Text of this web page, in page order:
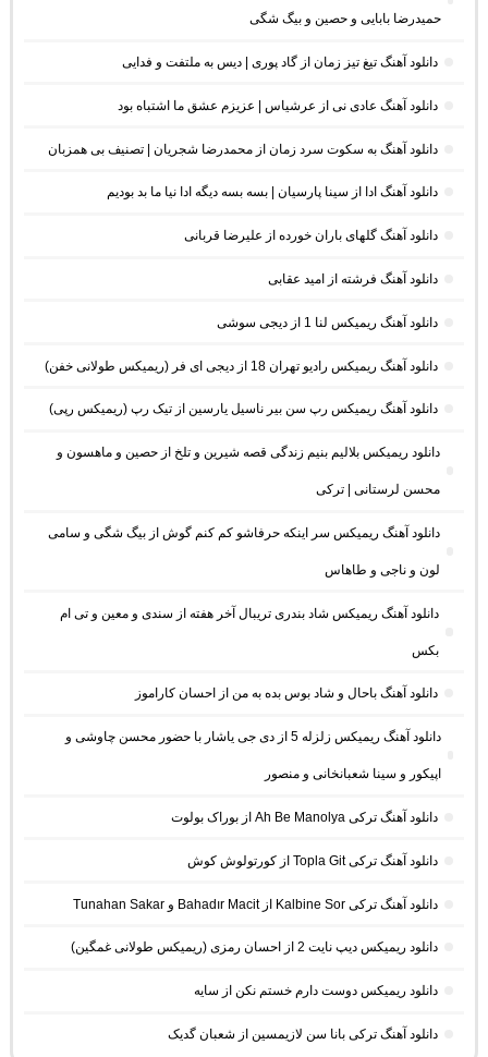
حمیدرضا بابایی و حصین و بیگ شگی
دانلود آهنگ تیغ تیز زمان از گاد پوری | دیس به ملتفت و فدایی
دانلود آهنگ عادی نی از عرشیاس | عزیزم عشق ما اشتباه بود
دانلود آهنگ به سکوت سرد زمان از محمدرضا شجریان | تصنیف بی همزبان
دانلود آهنگ ادا از سینا پارسیان | بسه بسه دیگه ادا نیا ما بد بودیم
دانلود آهنگ گلهای باران خورده از علیرضا قربانی
دانلود آهنگ فرشته از امید عقابی
دانلود آهنگ ریمیکس لنا 1 از دیجی سوشی
دانلود آهنگ ریمیکس رادیو تهران 18 از دیجی ای فر (ریمیکس طولانی خفن)
دانلود آهنگ ریمیکس رپ سن بیر ناسیل یارسین از تیک رپ (ریمیکس رپی)
دانلود ریمیکس بلالیم بنیم زندگی قصه شیرین و تلخ از حصین و ماهسون و
محسن لرستانی | ترکی
دانلود آهنگ ریمیکس سر اینکه حرفاشو کم کنم گوش از بیگ شگی و سامی
لون و ناجی و طاهاس
دانلود آهنگ ریمیکس شاد بندری تریبال آخر هفته از سندی و معین و تی ام
بکس
دانلود آهنگ باحال و شاد بوس بده به من از احسان کاراموز
دانلود آهنگ ریمیکس زلزله 5 از دی جی یاشار با حضور محسن چاوشی و
اپیکور و سینا شعبانخانی و منصور
دانلود آهنگ ترکی Ah Be Manolya از بوراک بولوت
دانلود آهنگ ترکی Topla Git از کورتولوش کوش
دانلود آهنگ ترکی Kalbine Sor از Bahadır Macit و Tunahan Sakar
دانلود ریمیکس دیپ نایت 2 از احسان رمزی (ریمیکس طولانی غمگین)
دانلود ریمیکس دوست دارم خستم نکن از سایه
دانلود آهنگ ترکی بانا سن لازیمسین از شعبان گدیک